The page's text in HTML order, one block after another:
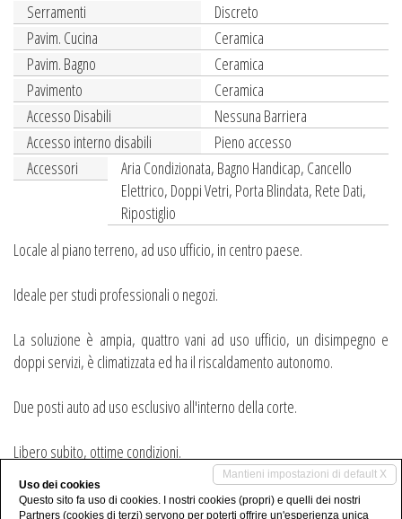
Serramenti
Discreto
Pavim. Cucina
Ceramica
Pavim. Bagno
Ceramica
Pavimento
Ceramica
Accesso Disabili
Nessuna Barriera
Accesso interno disabili
Pieno accesso
Accessori
Aria Condizionata, Bagno Handicap, Cancello
Elettrico, Doppi Vetri, Porta Blindata, Rete Dati,
Ripostiglio
Locale al piano terreno, ad uso ufficio, in centro paese.
Ideale per studi professionali o negozi.
La soluzione è ampia, quattro vani ad uso ufficio, un disimpegno e
doppi servizi, è climatizzata ed ha il riscaldamento autonomo.
Due posti auto ad uso esclusivo all'interno della corte.
Libero subito, ottime condizioni.
Condividi
Mantieni impostazioni di default X
Uso dei cookies
Questo sito fa uso di cookies. I nostri cookies (propri) e quelli dei nostri
Partners (cookies di terzi) servono per poterti offrire un'esperienza unica